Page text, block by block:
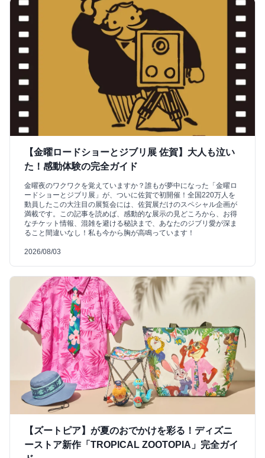
【金曜ロードショーとジブリ展 佐賀】大人も泣い
た！感動体験の完全ガイド
金曜夜のワクワクを覚えていますか？誰もが夢中になった「金曜ロ
ードショーとジブリ展」が、ついに佐賀で初開催！全国220万人を
動員したこの大注目の展覧会には、佐賀展だけのスペシャル企画が
満載です。この記事を読めば、感動的な展示の見どころから、お得
なチケット情報、混雑を避ける秘訣まで、あなたのジブリ愛が深ま
ること間違いなし！私も今から胸が高鳴っています！
2026/08/03
【ズートピア】が夏のおでかけを彩る！ディズニ
ーストア新作「TROPICAL ZOOTOPIA」完全ガイ